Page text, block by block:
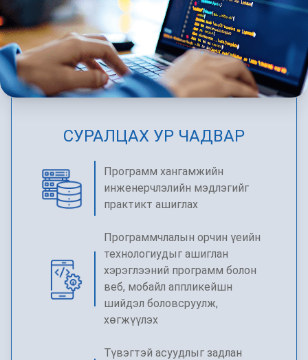
СУРАЛЦАХ УР ЧАДВАР
Программ хангамжийн
инженерчлэлийн мэдлэгийг
практикт ашиглах
Программчлалын орчин үеийн
технологиудыг ашиглан
хэрэглээний программ болон
веб, мобайл аппликейшн
шийдэл боловсруулж,
хөгжүүлэх
Түвэгтэй асуудлыг задлан